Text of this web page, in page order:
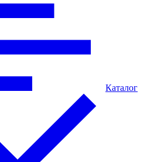
Каталог